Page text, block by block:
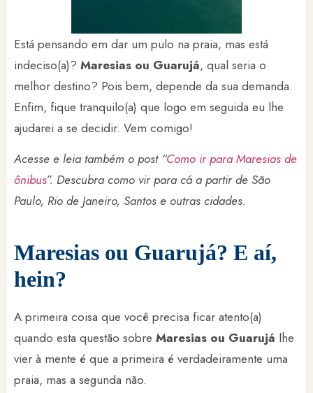
Está pensando em dar um pulo na praia, mas está
indeciso(a)? Maresias ou Guarujá, qual seria o
melhor destino? Pois bem, depende da sua demanda.
Enfim, fique tranquilo(a) que logo em seguida eu lhe
ajudarei a se decidir. Vem comigo!
Acesse e leia também o post “Como ir para Maresias de
ônibus”. Descubra como vir para cá a partir de São
Paulo, Rio de Janeiro, Santos e outras cidades.
Maresias ou Guarujá? E aí,
hein?
A primeira coisa que você precisa ficar atento(a)
quando esta questão sobre Maresias ou Guarujá lhe
vier à mente é que a primeira é verdadeiramente uma
praia, mas a segunda não.